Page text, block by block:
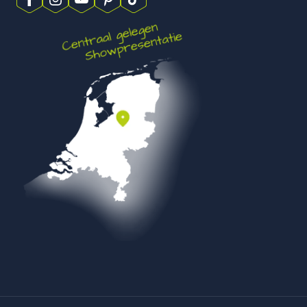
longstones kun je verschillende zones rondom huis mooi op
Veel keuze in kleuren en uitstraling
Een van de sterke punten van deze categorie is de ruime
keuze in kleuren. Dat maakt het veel makkelijker om een
uitvoering te kiezen die echt past bij jouw smaak. Donkere
tinten zoals antraciet, black en nero grey geven een krachtige
en moderne uitstraling. Die kleuren doen het heel goed bij
woningen met zwarte kozijnen, strakke gevels en een
tuinontwerp met veel rechte lijnen. Ze zorgen voor contrast
en geven je bestrating direct een stoer karakter.
Zoek je juist wat meer nuance of een warmere uitstraling,
hebt met veel groen en natuurlijke materialen, kunnen zulke